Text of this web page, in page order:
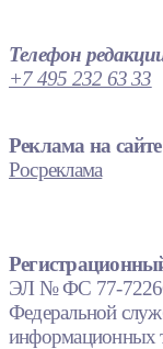
Телефон
+7 495 232 63 33
Реклама на сайте
Росреклама
ЭЛ № ФС 77-72266
Федеральной
информационных